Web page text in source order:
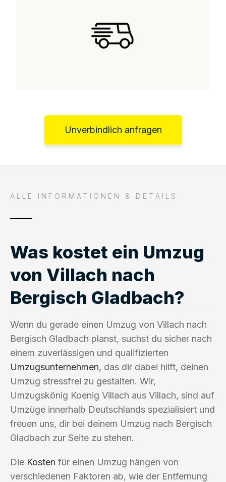
Unverbindlich anfragen
ALLE INFORMATIONEN & DETAILS
Was kostet ein Umzug
von Villach nach
Bergisch Gladbach?
Wenn du gerade einen Umzug von Villach nach
Bergisch Gladbach planst, suchst du sicher nach
einem zuverlässigen und qualifizierten
Umzugsunternehmen, das dir dabei hilft, deinen
Umzug stressfrei zu gestalten. Wir,
Umzugskönig Koenig Villach aus Villach, sind auf
Umzüge innerhalb Deutschlands spezialisiert und
freuen uns, dir bei deinem Umzug nach Bergisch
Gladbach zur Seite zu stehen.
Die Kosten für einen Umzug hängen von
verschiedenen Faktoren ab, wie der Entfernung